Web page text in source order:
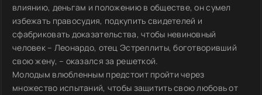
влиянию, деньгам и положению в обществе, он сумел
избежать правосудия, подкупить свидетелей и
сфабриковать доказательства, чтобы невиновный
человек – Леонардо, отец Эстреллиты, боготворивший
свою жену, – оказался за решеткой.
Молодым влюбленным предстоит пройти через
множество испытаний, чтобы защитить свою любовь от